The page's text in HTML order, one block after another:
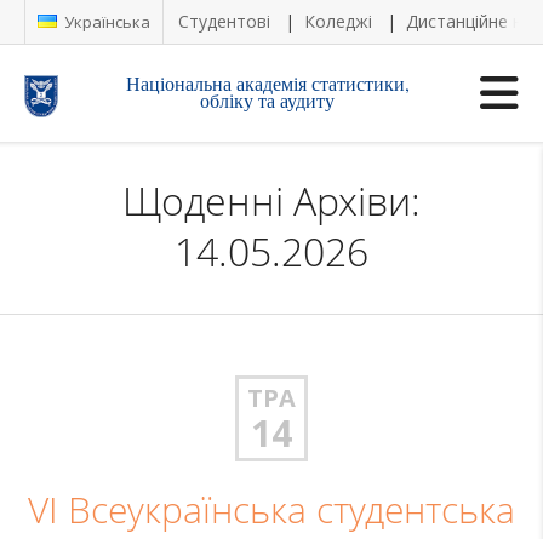
Українська Студентові Коледжі Дистанційне
Національна академія статистики,
обліку та аудиту
Щоденні Архіви:
14.05.2026
ТРА
14
VІ Всеукраїнська студентська